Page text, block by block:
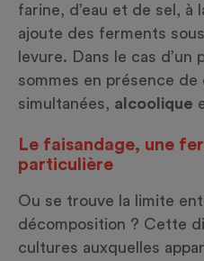
farine, d’eau et de sel, à
ajoute des ferments
levure. Dans le cas d’un
sommes en présence de
simultanées, alcoolique
Le faisandage, une
particulière
Ou se trouve la limite
décomposition ? Cette
cultures auxquelles